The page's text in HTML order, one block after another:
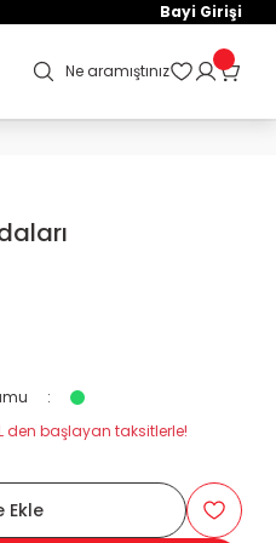
Bayi Girişi
Ne aramıştınız
den başlayan taksitlerle!
Ekle